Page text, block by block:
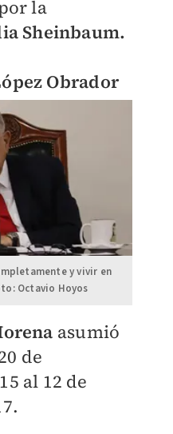
la
Sheinbaum.
Obrador
y vivir en
Octavio Hoyos
asumió
de
al 12 de